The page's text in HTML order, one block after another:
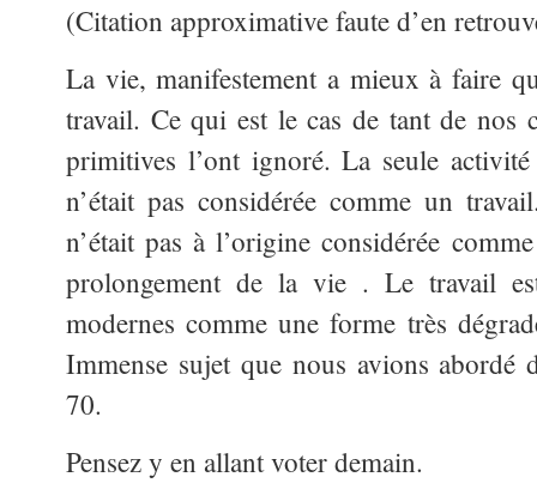
(Citation approximative faute d’en
La vie, manifestement a mieux à faire
travail. Ce qui est le cas de tant de nos
primitives l’ont ignoré. La seule
n’était pas considérée comme un
n’était pas à l’origine considérée
prolongement de la vie . Le travail
modernes comme une forme très
Immense sujet que nous avions abordé
70.
Pensez y en allant voter demain.